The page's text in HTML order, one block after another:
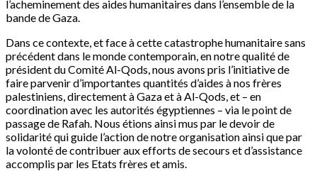
l’acheminement des aides humanitaires dans l’ensemble de la
bande de Gaza.
Dans ce contexte, et face à cette catastrophe humanitaire sans
précédent dans le monde contemporain, en notre qualité de
président du Comité Al-Qods, nous avons pris l’initiative de
faire parvenir d’importantes quantités d’aides à nos frères
palestiniens, directement à Gaza et à Al-Qods, et – en
coordination avec les autorités égyptiennes – via le point de
passage de Rafah. Nous étions ainsi mus par le devoir de
solidarité qui guide l’action de notre organisation ainsi que par
la volonté de contribuer aux efforts de secours et d’assistance
accomplis par les Etats frères et amis.